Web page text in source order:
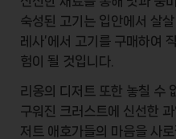
숙성된 고기는 입안에서 살
레사’에서 고기를 구매하여
험이 될 것입니다.
리옹의 디저트 또한 놓칠 수
구워진 크러스트에 신선한
저트 애호가들의 마음을 사